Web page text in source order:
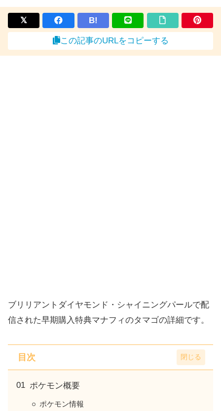
B!
この記事のURLをコピーする
ブリリアントダイヤモンド・シャイニングパールで配
信された早期購入特典マナフィのタマゴの詳細です。
目次
ポケモン概要
ポケモン情報